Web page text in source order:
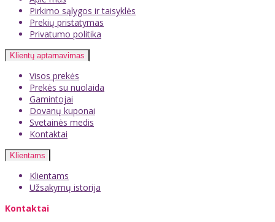
Pirkimo sąlygos ir taisyklės
Prekių pristatymas
Privatumo politika
Klientų aptarnavimas
Visos prekės
Prekės su nuolaida
Gamintojai
Dovanų kuponai
Svetainės medis
Kontaktai
Klientams
Klientams
Užsakymų istorija
Kontaktai